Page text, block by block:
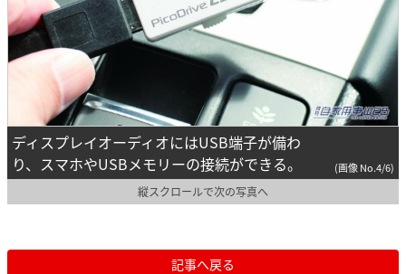
ディスプレイオーディオにはUSB端子が備わ
り、スマホやUSBメモリーの接続ができる。
(画像 No.4/6)
縦スクロールで次の写真へ
記事へ戻る